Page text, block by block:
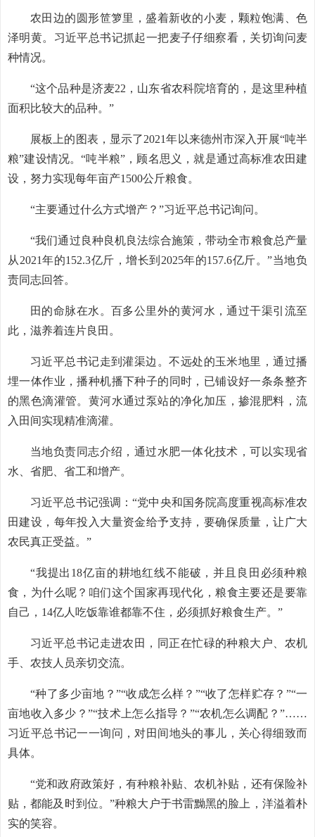
农田边的圆形笸箩里，盛着新收的小麦，颗粒饱满、色
泽明黄。习近平总书记抓起一把麦子仔细察看，关切询问麦
种情况。
“这个品种是济麦22，山东省农科院培育的，是这里种植
面积比较大的品种。”
展板上的图表，显示了2021年以来德州市深入开展“吨半
粮”建设情况。“吨半粮”，顾名思义，就是通过高标准农田建
设，努力实现每年亩产1500公斤粮食。
“主要通过什么方式增产？”习近平总书记询问。
“我们通过良种良机良法综合施策，带动全市粮食总产量
从2021年的152.3亿斤，增长到2025年的157.6亿斤。”当地负
责同志回答。
田的命脉在水。百多公里外的黄河水，通过干渠引流至
此，滋养着连片良田。
习近平总书记走到灌渠边。不远处的玉米地里，通过播
埋一体作业，播种机播下种子的同时，已铺设好一条条整齐
的黑色滴灌管。黄河水通过泵站的净化加压，掺混肥料，流
入田间实现精准滴灌。
当地负责同志介绍，通过水肥一体化技术，可以实现省
水、省肥、省工和增产。
习近平总书记强调：“党中央和国务院高度重视高标准农
田建设，每年投入大量资金给予支持，要确保质量，让广大
农民真正受益。”
“我提出18亿亩的耕地红线不能破，并且良田必须种粮
食，为什么呢？咱们这个国家再现代化，粮食主要还是要靠
自己，14亿人吃饭靠谁都靠不住，必须抓好粮食生产。”
习近平总书记走进农田，同正在忙碌的种粮大户、农机
手、农技人员亲切交流。
“种了多少亩地？”“收成怎么样？”“收了怎样贮存？”“一
亩地收入多少？”“技术上怎么指导？”“农机怎么调配？”……
习近平总书记一一询问，对田间地头的事儿，关心得细致而
具体。
“党和政府政策好，有种粮补贴、农机补贴，还有保险补
贴，都能及时到位。”种粮大户于书雷黝黑的脸上，洋溢着朴
实的笑容。